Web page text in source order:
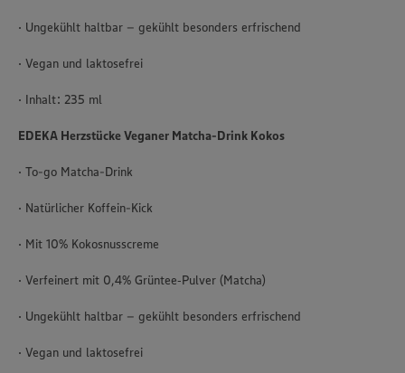
· Ungekühlt haltbar – gekühlt besonders erfrischend
· Vegan und laktosefrei
· Inhalt: 235 ml
EDEKA Herzstücke Veganer Matcha-Drink Kokos
· To-go Matcha-Drink
· Natürlicher Koffein-Kick
· Mit 10% Kokosnusscreme
· Verfeinert mit 0,4% Grüntee‑Pulver (Matcha)
· Ungekühlt haltbar – gekühlt besonders erfrischend
· Vegan und laktosefrei